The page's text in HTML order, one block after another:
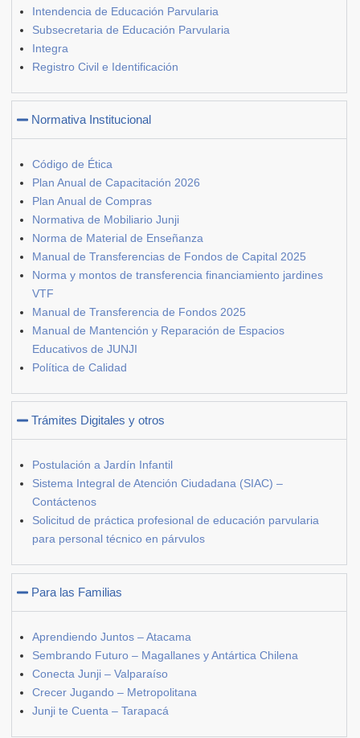
Intendencia de Educación Parvularia
Subsecretaria de Educación Parvularia
Integra
Registro Civil e Identificación
Normativa Institucional
Código de Ética
Plan Anual de Capacitación 2026
Plan Anual de Compras
Normativa de Mobiliario Junji
Norma de Material de Enseñanza
Manual de Transferencias de Fondos de Capital 2025
Norma y montos de transferencia financiamiento jardines
VTF
Manual de Transferencia de Fondos 2025
Manual de Mantención y Reparación de Espacios
Educativos de JUNJI
Política de Calidad
Trámites Digitales y otros
Postulación a Jardín Infantil
Sistema Integral de Atención Ciudadana (SIAC) –
Contáctenos
Solicitud de práctica profesional de educación parvularia
para personal técnico en párvulos
Para las Familias
Aprendiendo Juntos – Atacama
Sembrando Futuro – Magallanes y Antártica Chilena
Conecta Junji – Valparaíso
Crecer Jugando – Metropolitana
Junji te Cuenta – Tarapacá